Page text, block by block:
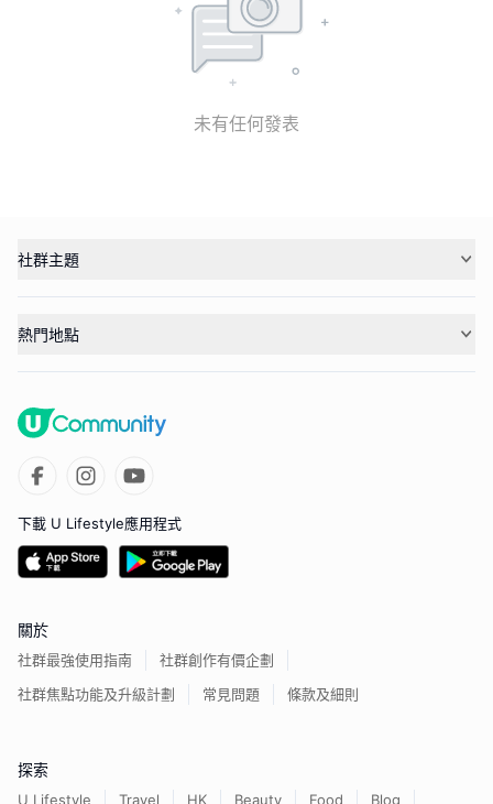
未有任何發表
社群主題
熱門地點
下載 U Lifestyle應用程式
關於
社群最強使用指南
社群創作有價企劃
社群焦點功能及升級計劃
常見問題 條款及細則
探索
U Lifestyle Travel HK Beauty Food Blog